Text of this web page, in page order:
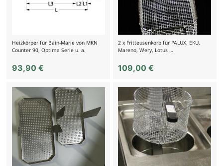
Heizkörper für Bain-Marie von MKN
Counter 90, Optima Serie u. a.
93,90 €
2 x Fritteusenkorb für PALUX, EKU,
Mareno, Wery, Lotus …
109,00€